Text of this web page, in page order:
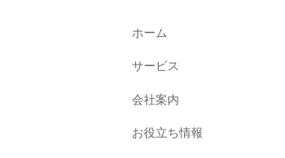
ホーム
サービス
会社案内
お役立ち情報